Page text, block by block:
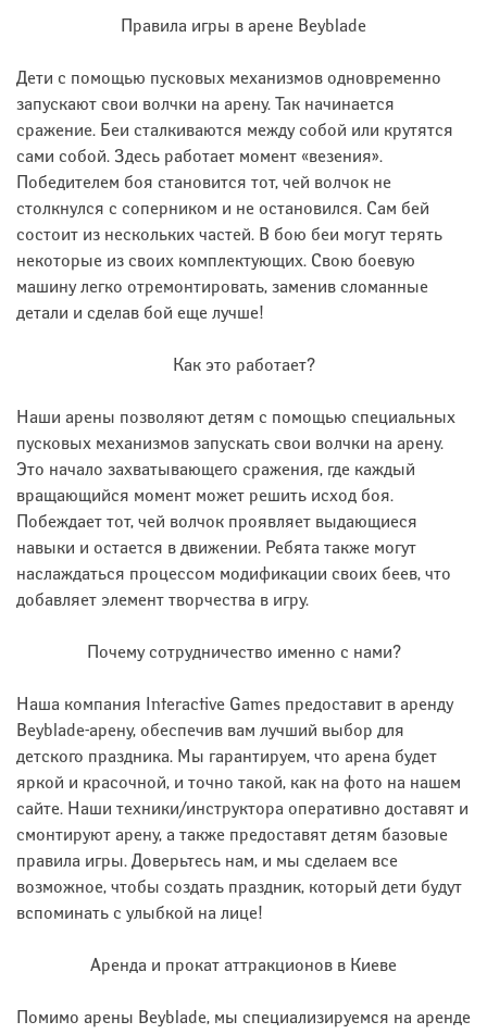
Правила игры в арене Beyblade
Дети с помощью пусковых механизмов одновременно
запускают свои волчки на арену. Так начинается
сражение. Беи сталкиваются между собой или крутятся
сами собой. Здесь работает момент «везения».
Победителем боя становится тот, чей волчок не
столкнулся с соперником и не остановился. Сам бей
состоит из нескольких частей. В бою беи могут терять
некоторые из своих комплектующих. Свою боевую
машину легко отремонтировать, заменив сломанные
детали и сделав бой еще лучше!
Как это работает?
Наши арены позволяют детям с помощью специальных
пусковых механизмов запускать свои волчки на арену.
Это начало захватывающего сражения, где каждый
вращающийся момент может решить исход боя.
Побеждает тот, чей волчок проявляет выдающиеся
навыки и остается в движении. Ребята также могут
наслаждаться процессом модификации своих беев, что
добавляет элемент творчества в игру.
Почему сотрудничество именно с нами?
Наша компания Interactive Games предоставит в аренду
Beyblade-арену, обеспечив вам лучший выбор для
детского праздника. Мы гарантируем, что арена будет
яркой и красочной, и точно такой, как на фото на нашем
сайте. Наши техники/инструктора оперативно доставят и
смонтируют арену, а также предоставят детям базовые
правила игры. Доверьтесь нам, и мы сделаем все
возможное, чтобы создать праздник, который дети будут
вспоминать с улыбкой на лице!
Аренда и прокат аттракционов в Киеве
Помимо арены Beyblade, мы специализируемся на аренде